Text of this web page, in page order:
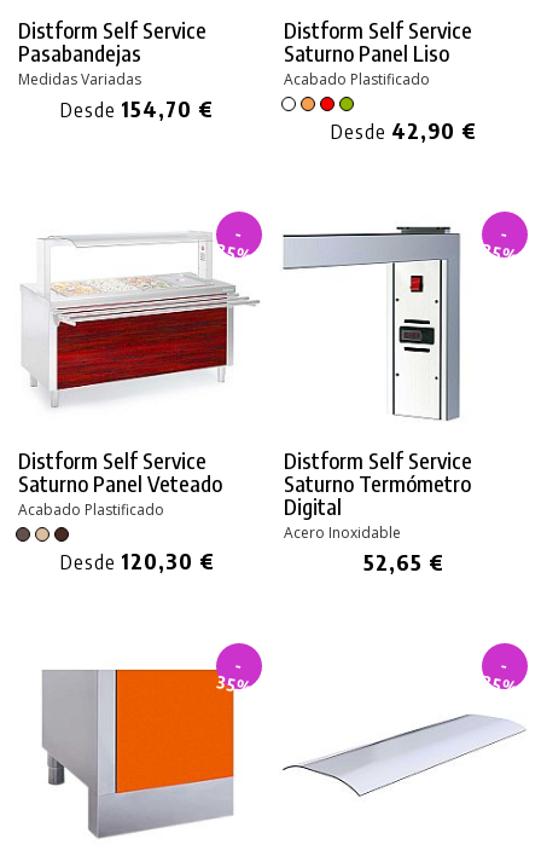
Distform Self Service
Pasabandejas
Medidas Variadas
Desde 154,70 €
Distform Self Service
Saturno Panel Liso
Acabado Plastificado
Desde 42,90 €
-
35%
Distform Self Service
Saturno Panel Veteado
Acabado Plastificado
Desde 120,30 €
-
35%
Distform Self Service
Saturno Termómetro
Digital
Acero Inoxidable
52,65 €
-
35%
-
35%